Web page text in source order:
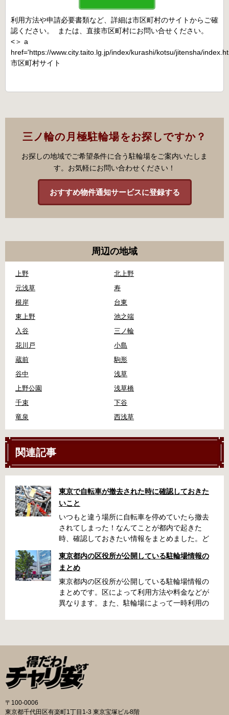
利用方法や申請必要書類など、詳細は市区町村のサイトからご確
認ください。 または、直接市区町村にお問い合せください。
<＞ a
href='https://www.city.taito.lg.jp/index/kurashi/kotsu/jitensha/
市区町村サイト
三ノ輪の月極駐輪場をお探しですか？
お探しの地域でご希望条件に合う駐輪場をご案内いたしま
す。お気軽にお問い合わせください！
おすすめ物件通知サービスに登録する
周辺の地域
上野
北上野
元浅草
寿
根岸
台東
東上野
池之端
入谷
三ノ輪
花川戸
小島
蔵前
駒形
谷中
浅草
上野公園
浅草橋
千束
下谷
竜泉
西浅草
関連記事
東京で自転車が撤去された時に確認しておきた
いこと
いつもと違う場所に自転車を停めていたら撤去
されてしまった！なんてことが都内で起きた
時、確認しておきたい情報をまとめました。ど
くらい？なんて疑問が浮かぶかと思います。事
前に確認していざという時対処しましょう。 千
代田区 / 新宿区 / 品川区 / 港区 / 中央区 / 大田区
/ 北区 / 墨田区 / 渋谷区 / 葛飾区 千代田区で撤去
された場合 猿楽町保管場所 住所 千代田区神田
の地図が置いてあります） 東京メトロ半蔵門
線、都営新宿・三田線神保町駅から徒歩7分 大
手町高架下自転車保管場所 住所 千代田区大手町
二丁目4番 電話 050-2018-6466（千代田区自転
車対策コールセンター） 最寄駅 東京メトロ半蔵
線大手町駅B3出口 返還の際に必要な書類 返還
東京都内の区役所が公開している駐輪場情報の
まとめ
東京都内の区役所が公開している駐輪場情報の
まとめです。区によって利用方法や料金などが
異なります。また、駐輪場によって一時利用の
の自転車駐輪場 利用方法 利用登録申請書の提出
申請期間内に利用登録申請書（PDF：
1,396KB） と必要書類を環境まちづくり総務課
あてに郵送（申請期間消印有効）または、期間
内に環境まちづくり総務課（区役所5階5B窓
さい（郵送先・各出張所の受付時間）。電話・
〒100-0006
東京都千代田区有楽町1丁目1-3 東京宝塚ビル8階